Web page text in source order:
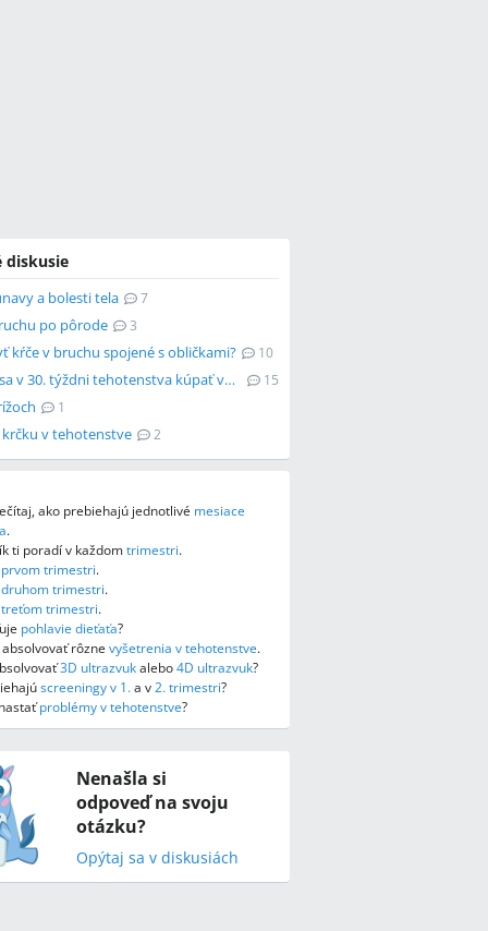
diskusie
a bolesti tela 7
po pôrode 3
kŕče v bruchu spojené s obličkami? 10
Môžem sa v 30. týždni tehotenstva kúpať vo vani? 15
1
krčku v tehotenstve 2
ako prebiehajú jednotlivé mesiace
.
ti poradí v každomtrimestri.
prvom trimestri.
druhom trimestri.
treťom trimestri.
pohlavie dieťaťa?
rôzne vyšetrenia v tehotenstve.
3D ultrazvukalebo4D ultrazvuk?
screeningy v 1.a v2. trimestri?
problémy v tehotenstve?
Nenašla si
odpoveď na svoju
otázku?
Opýtaj sa v diskusiách